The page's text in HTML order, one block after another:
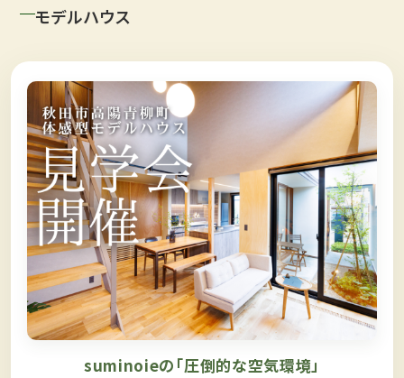
モデルハウス
suminoieの「圧倒的な空気環境」